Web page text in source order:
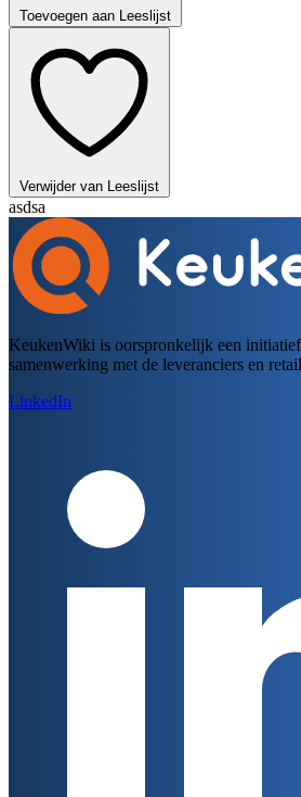
Toevoegen aan Leeslijst
Verwijder van Leeslijst
asdsa
KeukenWiki is oorspronkelijk een
samenwerking met de leveranciers en
LinkedIn